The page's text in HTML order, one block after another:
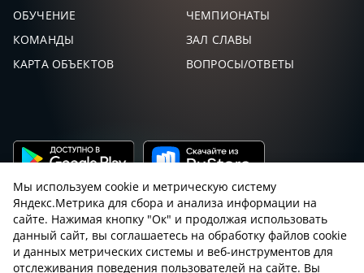
ОБУЧЕНИЕ
ЧЕМПИОНАТЫ
КОМАНДЫ
ЗАЛ СЛАВЫ
КАРТА ОБЪЕКТОВ
ВОПРОСЫ/ОТВЕТЫ
Пользовательское соглашение с sniping.ru
Мы используем cookie и метрическую систему
Яндекс.Метрика для сбора и анализа информации на
сайте. Нажимая кнопку "Ок" и продолжая использовать
данный сайт, вы соглашаетесь на обработку файлов cookie
и данных метрических системы и веб-инструментов для
отслеживания поведения пользователей на сайте. Вы